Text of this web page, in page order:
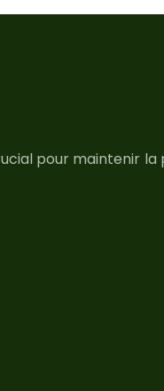
pour maintenir